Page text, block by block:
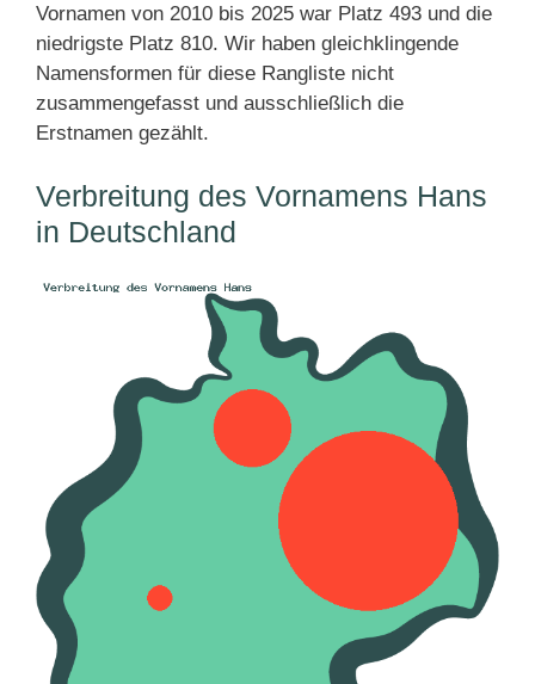
Vornamen von 2010 bis 2025 war Platz 493 und die
niedrigste Platz 810. Wir haben gleichklingende
Namensformen für diese Rangliste nicht
zusammengefasst und ausschließlich die
Erstnamen gezählt.
Verbreitung des Vornamens Hans
in Deutschland